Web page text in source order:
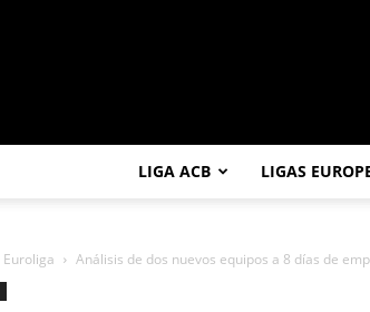
LIGA ACB LIGAS
Euroliga Análisis de dos nuevos equipos a 8 días de